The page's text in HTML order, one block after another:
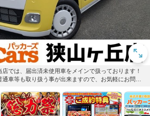
は、届出済未使用車をメインで扱っております！
車等も取り扱う事が出来ますので、お気軽にお問い